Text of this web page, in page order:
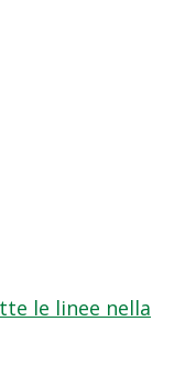
le linee nella